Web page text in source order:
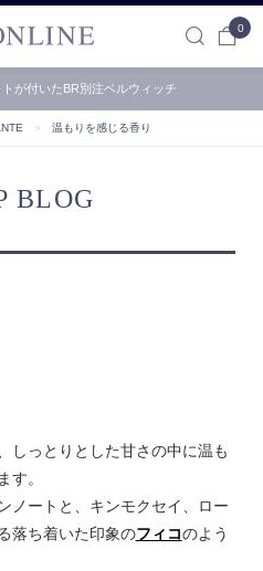
0
が付いたBR別注ベルウィッチ
＞ 温もりを感じる香り
BLOG
しっとりとした甘さの中に温も
す。
ノートと、キンモクセイ、ロー
落ち着いた印象のフィコのよう